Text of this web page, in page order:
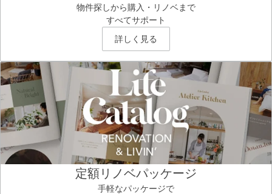
物件探しから購入・リノベまで
すべてサポート
詳しく見る
定額リノベパッケージ
手軽なパッケージで